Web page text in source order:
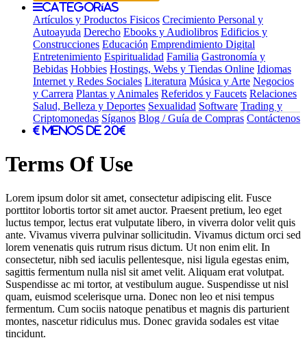
Categorías
Artículos y Productos Fisicos Crecimiento Personal y
Autoayuda Derecho Ebooks y Audiolibros Edificios y
Construcciones Educación Emprendimiento Digital
Entretenimiento Espiritualidad Familia Gastronomía y
Bebidas Hobbies Hostings, Webs y Tiendas Online Idiomas
Internet y Redes Sociales Literatura Música y Arte Negocios
y Carrera Plantas y Animales Referidos y Faucets Relaciones
Salud, Belleza y Deportes Sexualidad Software Trading y
Criptomonedas Síganos Blog / Guía de Compras Contáctenos
Menos de 20€
Terms Of Use
Lorem ipsum dolor sit amet, consectetur adipiscing elit. Fusce
porttitor lobortis tortor sit amet auctor. Praesent pretium, leo eget
luctus tempor, lectus erat vulputate libero, in viverra dolor velit quis
ante. Vivamus viverra pulvinar sollicitudin. Vivamus dictum orci sed
lorem venenatis quis rutrum risus dictum. Ut non enim elit. In
consectetur, nibh sed iaculis pellentesque, nisi ligula egestas enim,
sagittis fermentum nulla nisl sit amet velit. Aliquam erat volutpat.
Suspendisse ac mi tortor, at vestibulum augue. Suspendisse ut nisl
quam, euismod scelerisque urna. Donec non leo et nisi tempus
fermentum. Cum sociis natoque penatibus et magnis dis parturient
montes, nascetur ridiculus mus. Donec gravida sodales est vitae
tincidunt.